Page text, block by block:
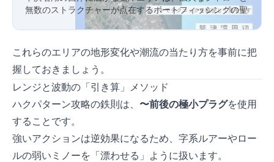
無数のストラクチャーが点在するボートフィッシングの聖
地。陸からのエントリーは限定的だが、ボートでのチニン
の「鷲津」攻略法を徹底解説。
これらのエリアの地形変化や潮流の当たり方を事前に把
握しておきましょう。
レンジと波動の「引き算」メソッド
ハクパターン攻略の鉄則は、 5〜7cm前後の極小プラグを使用
することです。
強いアクションは逆効果になるため、I字系ルアーやロー
ルの弱いミノーを「漂わせる」ように扱います。